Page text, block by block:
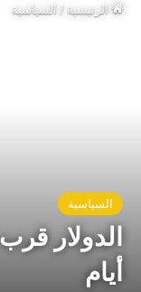
الرئيسية/ السياسية
السياسية
أيام